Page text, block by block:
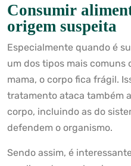
Consumir
origem suspeita
Especialmente quando é
um dos tipos mais
mama, o corpo fica frágil.
tratamento ataca também
corpo, incluindo as do
defendem o organismo.
Sendo assim, é